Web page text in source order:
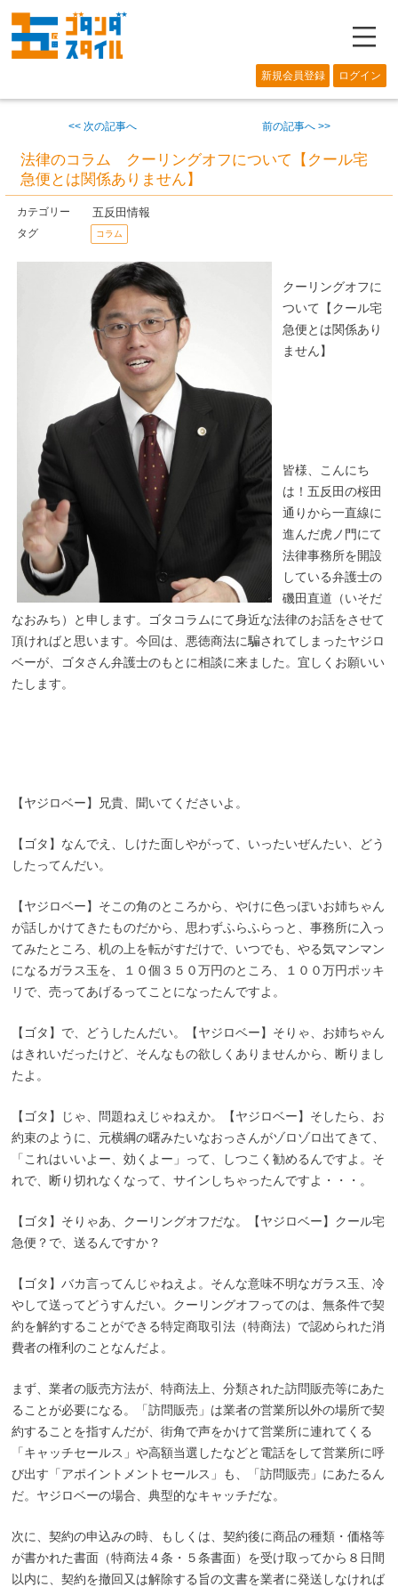
―
新規会員登録 ログイン
<< 次の記事へ 前の記事へ >>
法律のコラム クーリングオフについて【クール宅
急便とは関係ありません】
カテゴリー 五反田情報
タグ コラム
クーリングオフに
ついて【クール宅
急便とは関係あり
ません】
皆様、こんにち
は！五反田の桜田
通りから一直線に
進んだ虎ノ門にて
法律事務所を開設
している弁護士の
磯田直道（いそだ
なおみち）と申します。ゴタコラムにて身近な法律のお話をさせて
頂ければと思います。今回は、悪徳商法に騙されてしまったヤジロ
ベーが、ゴタさん弁護士のもとに相談に来ました。宜しくお願いい
たします。
【ヤジロベー】兄貴、聞いてくださいよ。
【ゴタ】なんでえ、しけた面しやがって、いったいぜんたい、どう
したってんだい。
【ヤジロベー】そこの角のところから、やけに色っぽいお姉ちゃん
が話しかけてきたものだから、思わずふらふらっと、事務所に入っ
てみたところ、机の上を転がすだけで、いつでも、やる気マンマン
になるガラス玉を、１０個３５０万円のところ、１００万円ポッキ
リで、売ってあげるってことになったんですよ。
【ゴタ】で、どうしたんだい。【ヤジロベー】そりゃ、お姉ちゃん
はきれいだったけど、そんなもの欲しくありませんから、断りまし
たよ。
【ゴタ】じゃ、問題ねえじゃねえか。【ヤジロベー】そしたら、お
約束のように、元横綱の曙みたいなおっさんがゾロゾロ出てきて、
「これはいいよー、効くよー」って、しつこく勧めるんですよ。そ
れで、断り切れなくなって、サインしちゃったんですよ・・・。
【ゴタ】そりゃあ、クーリングオフだな。【ヤジロベー】クール宅
急便？で、送るんですか？
【ゴタ】バカ言ってんじゃねえよ。そんな意味不明なガラス玉、冷
やして送ってどうすんだい。クーリングオフってのは、無条件で契
約を解約することができる特定商取引法（特商法）で認められた消
費者の権利のことなんだよ。
まず、業者の販売方法が、特商法上、分類された訪問販売等にあた
ることが必要になる。「訪問販売」は業者の営業所以外の場所で契
約することを指すんだが、街角で声をかけて営業所に連れてくる
「キャッチセールス」や高額当選したなどと電話をして営業所に呼
び出す「アポイントメントセールス」も、「訪問販売」にあたるん
だ。ヤジロベーの場合、典型的なキャッチだな。
次に、契約の申込みの時、もしくは、契約後に商品の種類・価格等
が書かれた書面（特商法４条・５条書面）を受け取ってから８日間
以内に、契約を撤回又は解除する旨の文書を業者に発送しなければ